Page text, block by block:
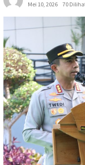
Mei 10, 2026
70